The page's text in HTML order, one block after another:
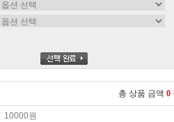
총 상품 금액 0
10000원